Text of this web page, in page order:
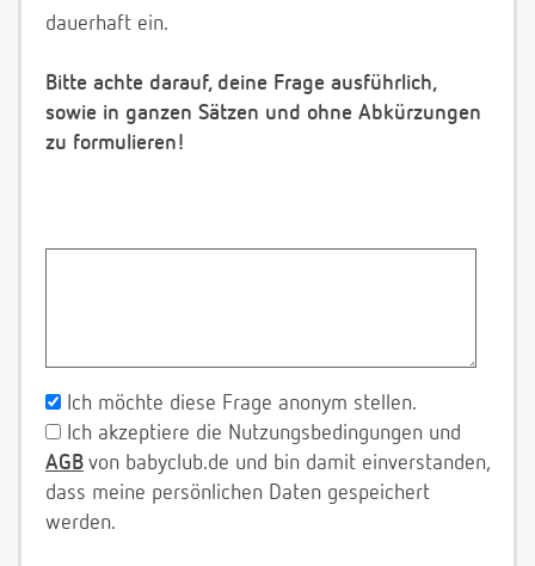
dauerhaft ein.
Bitte achte darauf, deine Frage ausführlich,
sowie in ganzen Sätzen und ohne Abkürzungen
zu formulieren!
Ich möchte diese Frage anonym stellen.
Ich akzeptiere die Nutzungsbedingungen und
AGB von babyclub.de und bin damit einverstanden,
dass meine persönlichen Daten gespeichert
werden.